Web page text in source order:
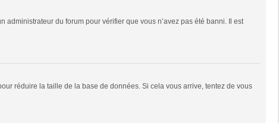
administrateur du forum pour vérifier que vous n’avez pas été banni. Il est
réduire la taille de la base de données. Si cela vous arrive, tentez de vous